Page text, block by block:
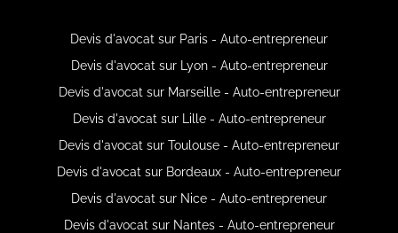
Devis d'avocat sur Paris - Auto-entrepreneur
Devis d'avocat sur Lyon - Auto-entrepreneur
Devis d'avocat sur Marseille - Auto-entrepreneur
Devis d'avocat sur Lille - Auto-entrepreneur
Devis d'avocat sur Toulouse - Auto-entrepreneur
Devis d'avocat sur Bordeaux - Auto-entrepreneur
Devis d'avocat sur Nice - Auto-entrepreneur
Devis d'avocat sur Nantes - Auto-entrepreneur